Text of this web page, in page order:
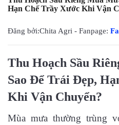
Hạn Chế Trầy Xước Khi Vận
Đăng bởi:Chita Agri - Fanpage:
Thu Hoạch Sầu
Sao Để Trái Đẹp,
Khi Vận Chuyển?
Mùa mưa thường trùng